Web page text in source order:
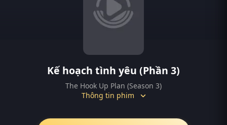
Kế hoạch tình yêu (Phần 3)
The Hook Up Plan (Season 3)
Thông tin phim